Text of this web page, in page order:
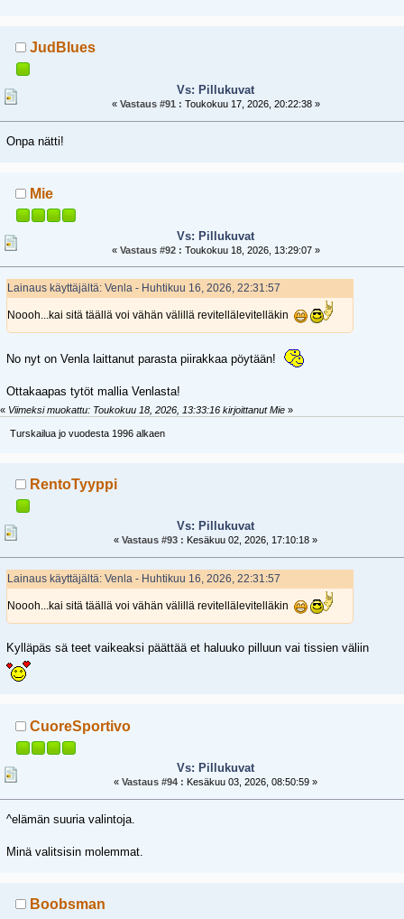
JudBlues
Vs: Pillukuvat
« Vastaus #91 : Toukokuu 17, 2026, 20:22:38 »
Onpa nätti!
Mie
Vs: Pillukuvat
« Vastaus #92 : Toukokuu 18, 2026, 13:29:07 »
Lainaus käyttäjältä: Venla - Huhtikuu 16, 2026, 22:31:57
Noooh...kai sitä täällä voi vähän välillä revitellälevitelläkin
No nyt on Venla laittanut parasta piirakkaa pöytään!
Ottakaapas tytöt mallia Venlasta!
« Viimeksi muokattu: Toukokuu 18, 2026, 13:33:16 kirjoittanut Mie »
Turskailua jo vuodesta 1996 alkaen
RentoTyyppi
Vs: Pillukuvat
«Vastaus #93 : Kesäkuu 02, 2026, 17:10:18 »
Lainaus käyttäjältä: Venla - Huhtikuu 16, 2026, 22:31:57
Noooh...kai sitä täällä voi vähän välillä revitellälevitelläkin
Kylläpäs sä teet vaikeaksi päättää et haluuko pilluun vai tissien väliin
CuoreSportivo
Vs: Pillukuvat
«Vastaus #94 : Kesäkuu 03, 2026, 08:50:59 »
^elämän suuria valintoja.
Minä valitsisin molemmat.
Boobsman